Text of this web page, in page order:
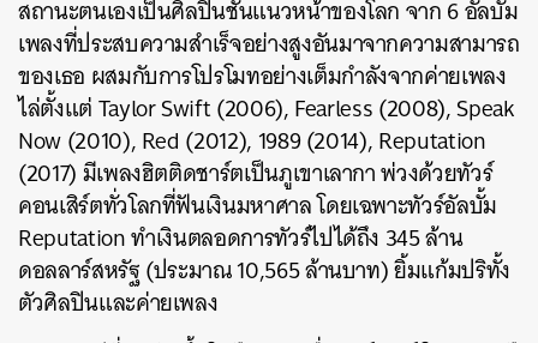
สถานะตนเองเป็นศิลปินชั้นแนวหน้าของโลก จาก 6 อัลบั้ม
เพลงที่ประสบความสำเร็จอย่างสูงอันมาจากความสามารถ
ของเธอ ผสมกับการโปรโมทอย่างเต็มกำลังจากค่ายเพลง
ไล่ตั้งแต่ Taylor Swift (2006), Fearless (2008), Speak
Now (2010), Red (2012), 1989 (2014), Reputation
(2017) มีเพลงฮิตติดชาร์ตเป็นภูเขาเลากา พ่วงด้วยทัวร์
คอนเสิร์ตทั่วโลกที่ฟันเงินมหาศาล โดยเฉพาะทัวร์อัลบั้ม
Reputation ทำเงินตลอดการทัวร์ไปได้ถึง 345 ล้าน
ดอลลาร์สหรัฐ (ประมาณ 10,565 ล้านบาท) ยิ้มแก้มปริทั้ง
ตัวศิลปินและค่ายเพลง